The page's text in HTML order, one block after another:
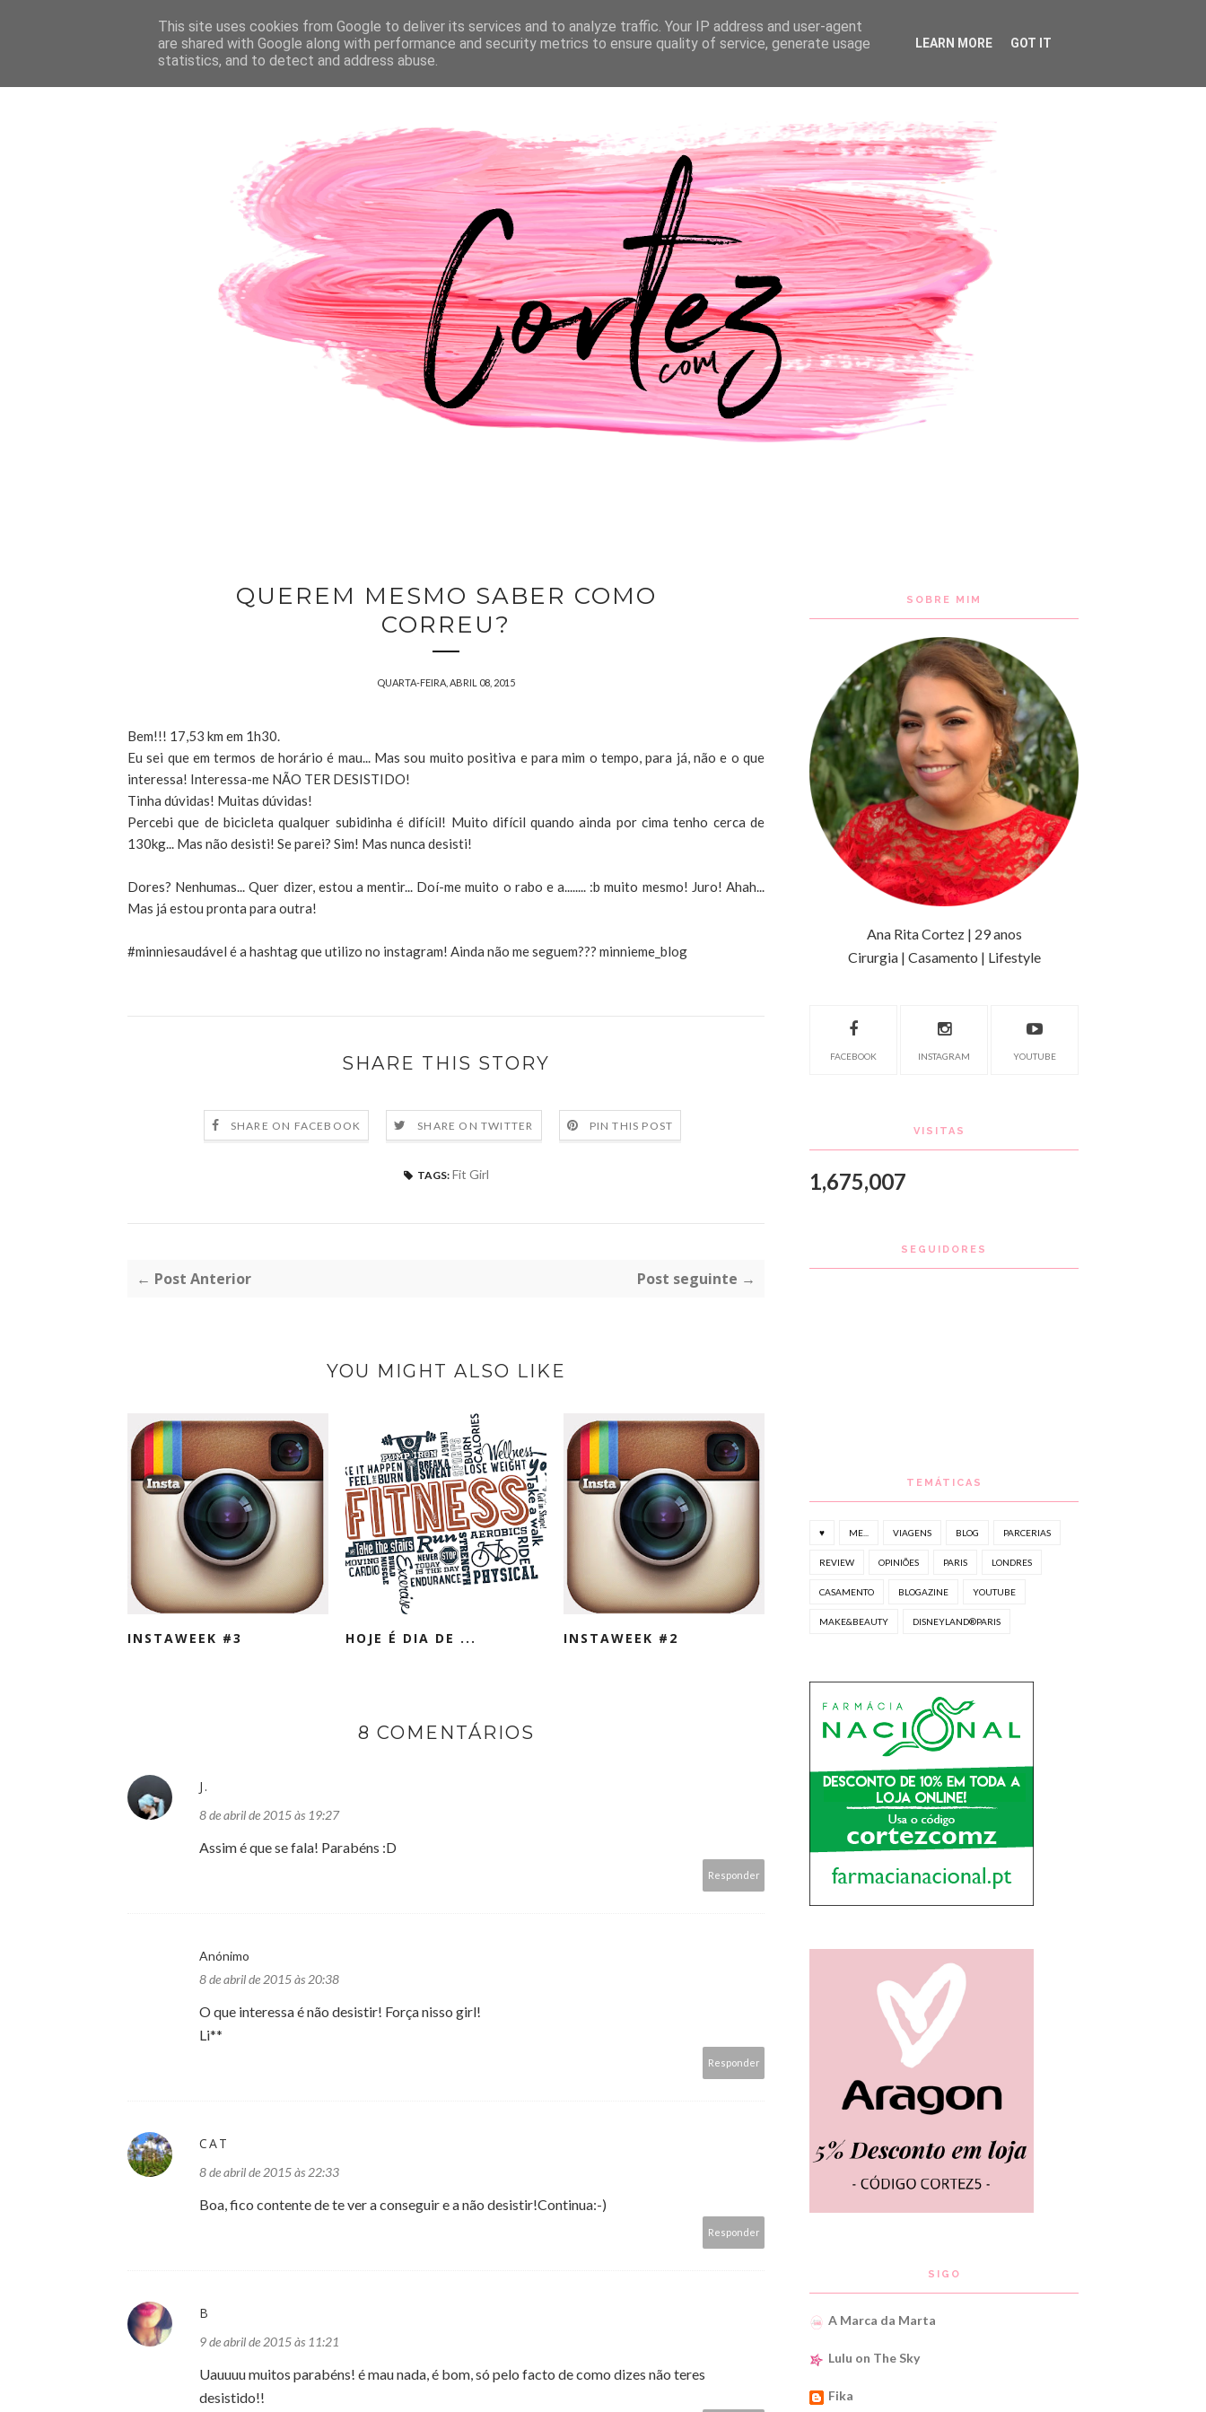
PÁGINA INICIAL SOBRE A AUTORA CONTACTOS PASSATEMPOS CASAMENTO
QUEREM MESMO SABER COMO
CORREU?
QUARTA-FEIRA, ABRIL 08, 2015
Bem!!! 17,53 km em 1h30.
Eu sei que em termos de horário é mau... Mas sou muito positiva e para mim o tempo, para já, não e o que
interessa! Interessa-me NÃO TER DESISTIDO!
Tinha dúvidas! Muitas dúvidas!
Percebi que de bicicleta qualquer subidinha é difícil! Muito difícil quando ainda por cima tenho cerca de
130kg... Mas não desisti! Se parei? Sim! Mas nunca desisti!
Dores? Nenhumas... Quer dizer, estou a mentir... Doí-me muito o rabo e a........ :b muito mesmo! Juro! Ahah...
Mas já estou pronta para outra!
#minniesaudável é a hashtag que utilizo no instagram! Ainda não me seguem??? minnieme_blog
SHARE THIS STORY
SHARE ON FACEBOOK SHARE ON TWITTER PIN THIS POST
TAGS: Fit Girl
← Post Anterior Post seguinte →
YOU MIGHT ALSO LIKE
INSTAWEEK #3 HOJE É DIA DE ... INSTAWEEK #2
8 COMENTÁRIOS
J.
8 de abril de 2015 às 19:27
Assim é que se fala! Parabéns :D
Responder
Anónimo
8 de abril de 2015 às 20:38
O que interessa é não desistir! Força nisso girl!
Li**
Responder
CAT
8 de abril de 2015 às 22:33
Boa, fico contente de te ver a conseguir e a não desistir!Continua:-)
Responder
B
9 de abril de 2015 às 11:21
Uauuuu muitos parabéns! é mau nada, é bom, só pelo facto de como dizes não teres
desistido!!
SOBRE MIM
Ana Rita Cortez | 29 anos
Cirurgia | Casamento | Lifestyle
FACEBOOK INSTAGRAM YOUTUBE
VISITAS
1,675,007
SEGUIDORES
TEMÁTICAS
♥ ME... VIAGENS BLOG PARCERIAS
REVIEW OPINIÕES PARIS LONDRES
CASAMENTO BLOGAZINE YOUTUBE
MAKE&BEAUTY DISNEYLAND®PARIS
SIGO
A Marca da Marta
Lulu on The Sky
Fika
This site uses cookies from Google to deliver its services and to analyze traffic. Your IP address and user-agent
are shared with Google along with performance and security metrics to ensure quality of service, generate usage
statistics, and to detect and address abuse.
LEARN MORE GOT IT